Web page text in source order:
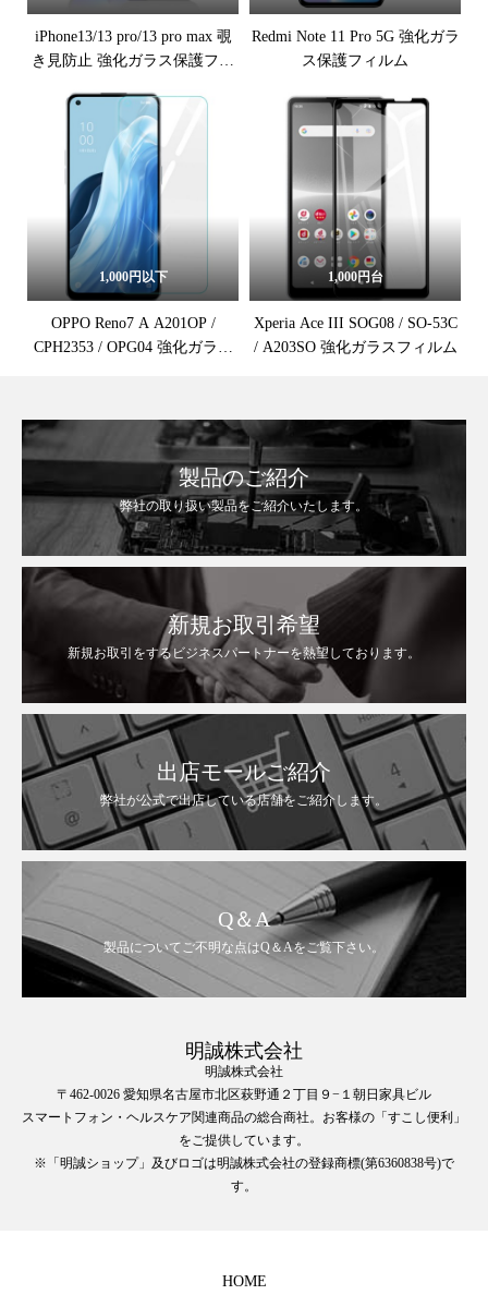
iPhone13/13 pro/13 pro max 覗
き見防止 強化ガラス保護フィ
Redmi Note 11 Pro 5G 強化ガラ
ス保護フィルム
1,000円以下
OPPO Reno7 A A201OP /
CPH2353 / OPG04 強化ガラス
1,000円台
Xperia Ace III SOG08 / SO-53C
/ A203SO 強化ガラスフィルム
製品のご紹介
弊社の取り扱い製品をご紹介いたします。
新規お取引希望
新規お取引をするビジネスパートナーを熱望しております。
出店モールご紹介
弊社が公式で出店している店舗をご紹介します。
Q＆A
製品についてご不明な点はQ＆Aをご覧下さい。
明誠株式会社
明誠株式会社
〒462-0026 愛知県名古屋市北区萩野通２丁目９−１朝日家具ビル
スマートフォン・ヘルスケア関連商品の総合商社。お客様の「すこし便利」
をご提供しています。
※「明誠ショップ」及びロゴは明誠株式会社の登録商標(第6360838号)で
す。
HOME